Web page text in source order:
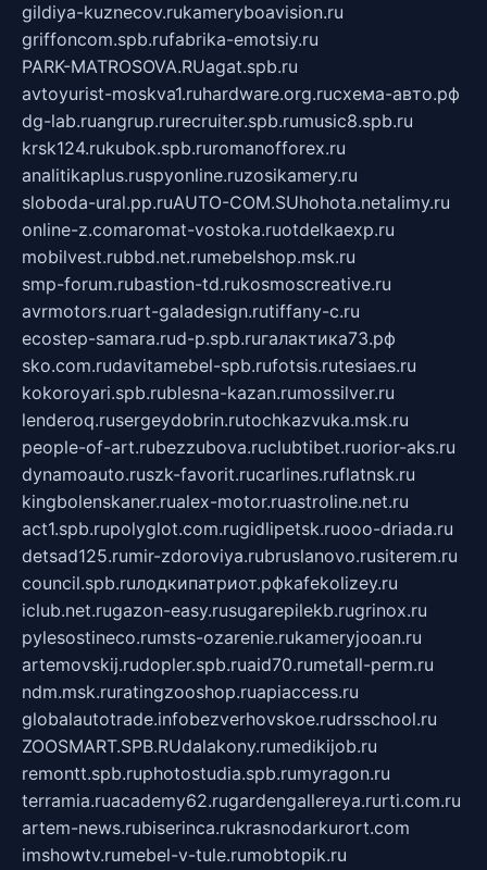
gildiya-kuznecov.rukameryboavision.ru
griffoncom.spb.rufabrika-emotsiy.ru
PARK-MATROSOVA.RUagat.spb.ru
avtoyurist-moskva1.ruhardware.org.ruсхема-авто.рф
dg-lab.ruangrup.rurecruiter.spb.rumusic8.spb.ru
krsk124.rukubok.spb.ruromanofforex.ru
analitikaplus.ruspyonline.ruzosikamery.ru
sloboda-ural.pp.ruAUTO-COM.SUhohota.netalimy.ru
online-z.comaromat-vostoka.ruotdelkaexp.ru
mobilvest.rubbd.net.rumebelshop.msk.ru
smp-forum.rubastion-td.rukosmoscreative.ru
avrmotors.ruart-galadesign.rutiffany-c.ru
ecostep-samara.rud-p.spb.ruгалактика73.рф
sko.com.rudavitamebel-spb.rufotsis.rutesiaes.ru
kokoroyari.spb.rublesna-kazan.rumossilver.ru
lenderoq.rusergeydobrin.rutochkazvuka.msk.ru
people-of-art.rubezzubova.ruclubtibet.ruorior-aks.ru
dynamoauto.ruszk-favorit.rucarlines.ruflatnsk.ru
kingbolenskaner.rualex-motor.ruastroline.net.ru
act1.spb.rupolyglot.com.rugidlipetsk.ruooo-driada.ru
detsad125.rumir-zdoroviya.rubruslanovo.rusiterem.ru
council.spb.ruлодкипатриот.рфkafekolizey.ru
iclub.net.rugazon-easy.rusugarepilekb.rugrinox.ru
pylesostineco.rumsts-ozarenie.rukameryjooan.ru
artemovskij.rudopler.spb.ruaid70.rumetall-perm.ru
ndm.msk.ruratingzooshop.ruapiaccess.ru
globalautotrade.infobezverhovskoe.rudrsschool.ru
ZOOSMART.SPB.RUdalakony.rumedikijob.ru
remontt.spb.ruphotostudia.spb.rumyragon.ru
terramia.ruacademy62.rugardengallereya.rurti.com.ru
artem-news.rubiserinca.rukrasnodarkurort.com
imshowtv.rumebel-v-tule.rumobtopik.ru